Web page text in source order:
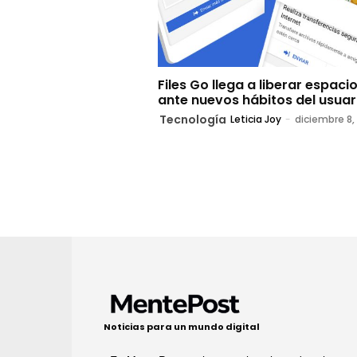
Files Go llega a liberar espacio
ante nuevos hábitos del
Tecnología Leticia Joy - diciembre 8,
Noticias para un mundo digital